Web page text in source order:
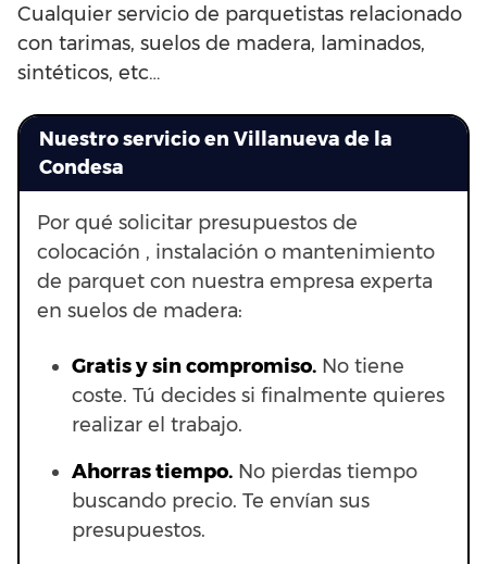
Cualquier servicio de parquetistas relacionado
con tarimas, suelos de madera, laminados,
sintéticos, etc…
Nuestro servicio en Villanueva de la
Condesa
Por qué solicitar presupuestos de
colocación , instalación o mantenimiento
de parquet con nuestra empresa experta
en suelos de madera:
Gratis y sin compromiso. No tiene
coste. Tú decides si finalmente quieres
realizar el trabajo.
Ahorras tiempo. No pierdas tiempo
buscando precio. Te envían sus
presupuestos.